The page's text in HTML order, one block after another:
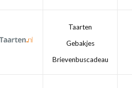
Taarten
Gebakjes
Brievenbuscadeau